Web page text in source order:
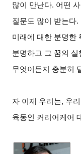
많이 만난다. 어떤
질문도 많이 받는다
미래에 대한 분명한
분명하고 그 꿈의 실
무엇이든지 충분히
자 이제 우리는, 우
육동인 커리어케어